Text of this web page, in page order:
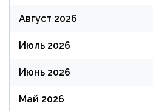
Август 2026
Июль 2026
Июнь 2026
Май 2026